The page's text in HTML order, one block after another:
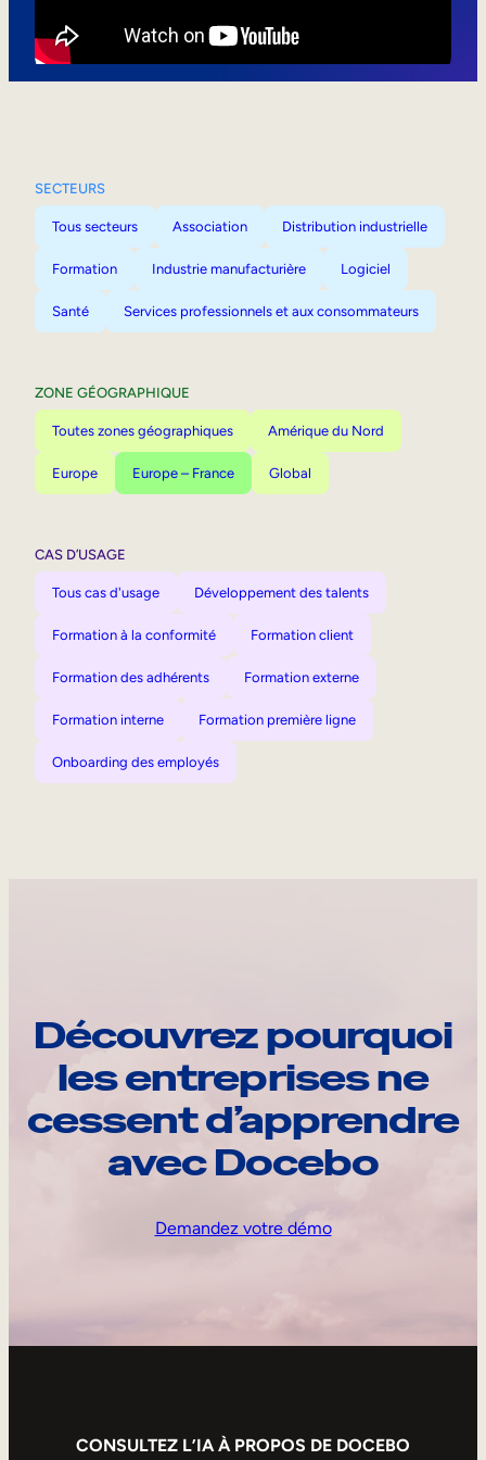
SECTEURS
Tous secteurs Association Distribution industrielle
Formation Industrie manufacturière Logiciel
Santé Services professionnels et aux consommateurs
ZONE GÉOGRAPHIQUE
Toutes zones géographiques Amérique du Nord
Europe Europe – France Global
CAS D’USAGE
Tous cas d'usage Développement des talents
Formation à la conformité Formation client
Formation des adhérents Formation externe
Formation interne Formation première ligne
Onboarding des employés
Découvrez pourquoi
les entreprises ne
cessent d’apprendre
avec Docebo
Demandez votre démo
CONSULTEZ L’IA À PROPOS DE DOCEBO